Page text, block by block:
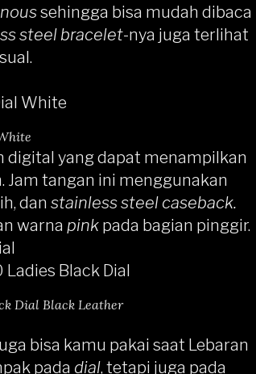
sehingga bisa mudah dibaca
steel bracelet-nya juga terlihat
digital yang dapat menampilkan
Jam tangan ini menggunakan
dan stainless steel caseback.
warna pink pada bagian pinggir.
Dial Black Leather
bisa kamu pakai saat Lebaran
pada dial, tetapi juga pada